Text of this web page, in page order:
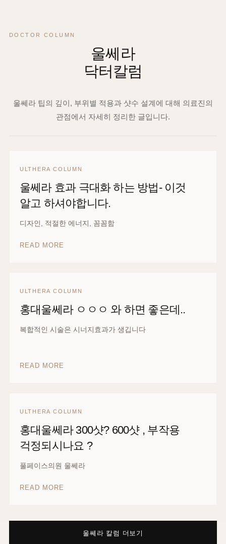
울쎄라400샷 (24.8.9→24.9.3)
울쎄라 전후사진 더보기
DOCTOR COLUMN
울쎄라
닥터칼럼
울쎄라 팁의 깊이, 부위별 적용과 샷수 설계에 대해 의료진의
ULTHERA COLUMN
울쎄라 효과 극대화 하는 방법- 이것
디자인, 적절한 에너지, 꼼꼼함